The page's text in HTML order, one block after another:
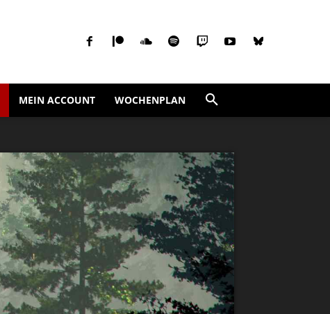
MEIN ACCOUNT WOCHENPLAN